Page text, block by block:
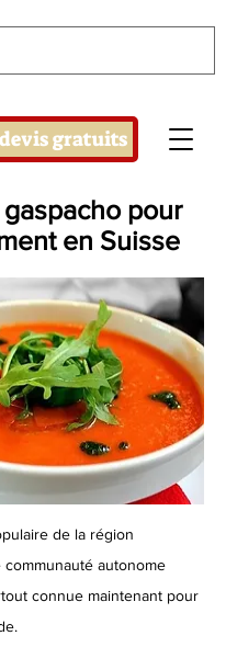
gratuits
pour
en Suisse
de la région
communauté autonome
connue maintenant pour